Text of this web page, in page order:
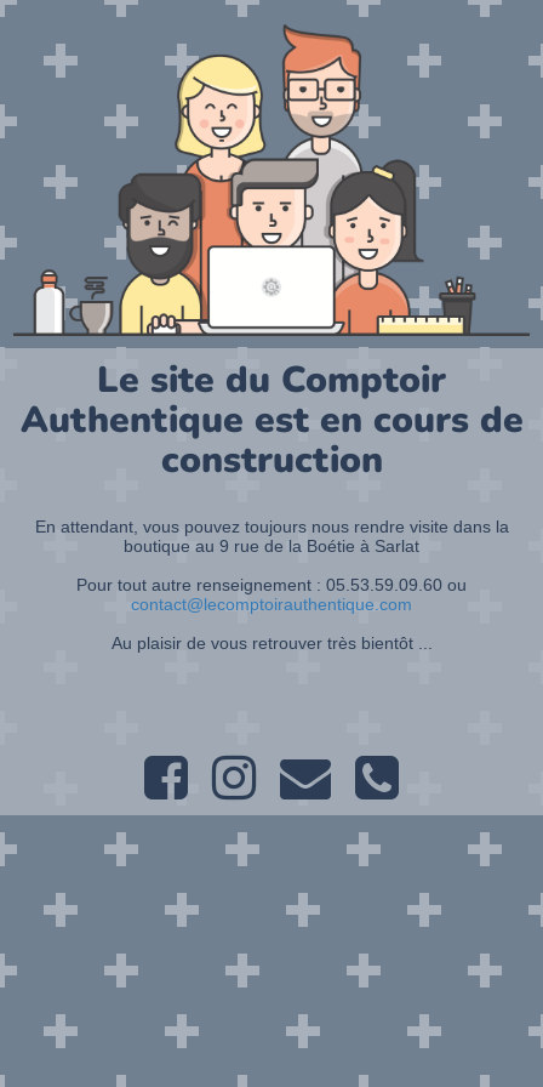
Le site du Comptoir
Authentique est en cours de
construction
En attendant, vous pouvez toujours nous rendre visite dans la
boutique au 9 rue de la Boétie à Sarlat
Pour tout autre renseignement : 05.53.59.09.60 ou
contact@lecomptoirauthentique.com
Au plaisir de vous retrouver très bientôt ...